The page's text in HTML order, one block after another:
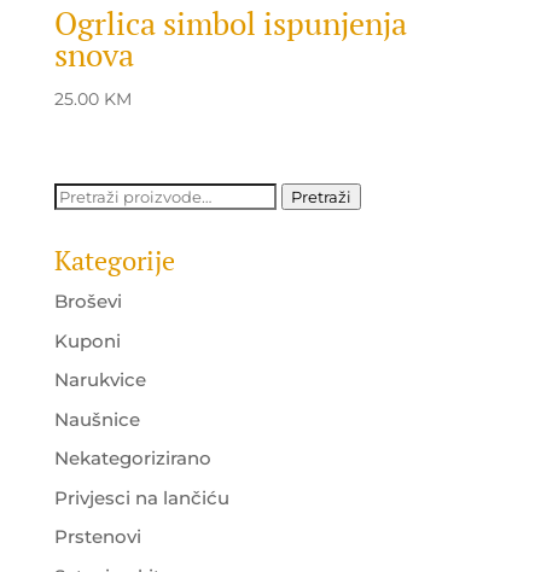
Ogrlica simbol ispunjenja
snova
25.00 KM
Pretraži: Pretraži
Kategorije
Broševi
Kuponi
Narukvice
Naušnice
Nekategorizirano
Privjesci na lančiću
Prstenovi